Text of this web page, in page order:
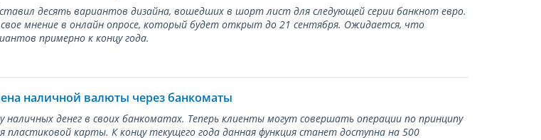
десять вариантов дизайна, вошедших в шорт лист для следующей серии банкнот евро.
мнение в онлайн опросе, который будет открыт до 21 сентября. Ожидается, что
примерно к концу года.
наличной валюты через банкоматы
наличных денег в своих банкоматах. Теперь клиенты могут совершать операции по принципу
пластиковой карты. К концу текущего года данная функция станет доступна на 500